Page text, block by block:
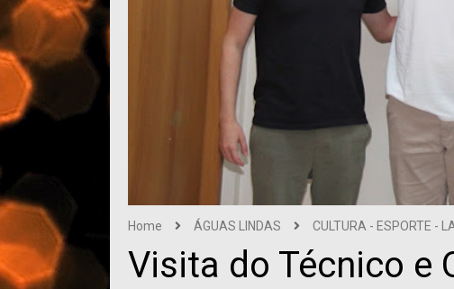
Home ÁGUAS LINDAS CULTURA - ESPORTE -
Visita do Técnico e